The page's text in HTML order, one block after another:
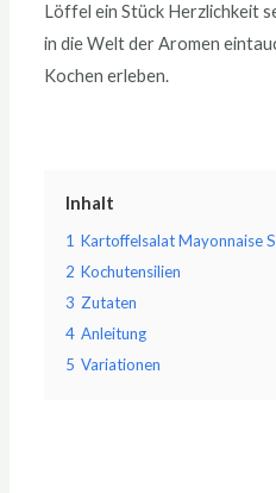
Löffel ein Stück Herzlichkeit
in die Welt der Aromen
Kochen erleben.
Inhalt
1 Kartoffelsalat Mayonnaise
2 Kochutensilien
3 Zutaten
4 Anleitung
5 Variationen